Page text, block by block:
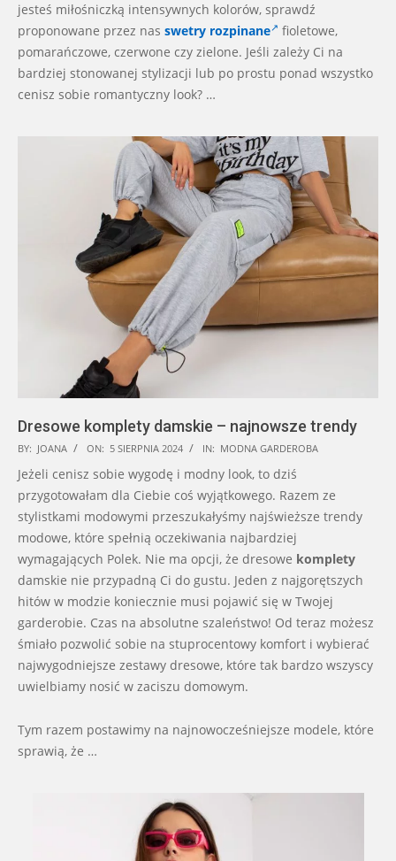
jesteś miłośniczką intensywnych kolorów, sprawdź
proponowane przez nas swetry rozpinane
fioletowe,
pomarańczowe, czerwone czy zielone. Jeśli zależy Ci na
bardziej stonowanej stylizacji lub po prostu ponad wszystko
cenisz sobie romantyczny look? …
Dresowe komplety damskie – najnowsze trendy
2024-
08-
05
BY: JOANA ON: 5 SIERPNIA 2024 IN: MODNA GARDEROBA
Jeżeli cenisz sobie wygodę i modny look, to dziś
przygotowałam dla Ciebie coś wyjątkowego. Razem ze
stylistkami modowymi przeszukałyśmy najświeższe trendy
modowe, które spełnią oczekiwania najbardziej
wymagających Polek. Nie ma opcji, że dresowe komplety
damskie nie przypadną Ci do gustu. Jeden z najgorętszych
hitów w modzie koniecznie musi pojawić się w Twojej
garderobie. Czas na absolutne szaleństwo! Od teraz możesz
śmiało pozwolić sobie na stuprocentowy komfort i wybierać
najwygodniejsze zestawy dresowe, które tak bardzo wszyscy
uwielbiamy nosić w zaciszu domowym.
Tym razem postawimy na najnowocześniejsze modele, które
sprawią, że …